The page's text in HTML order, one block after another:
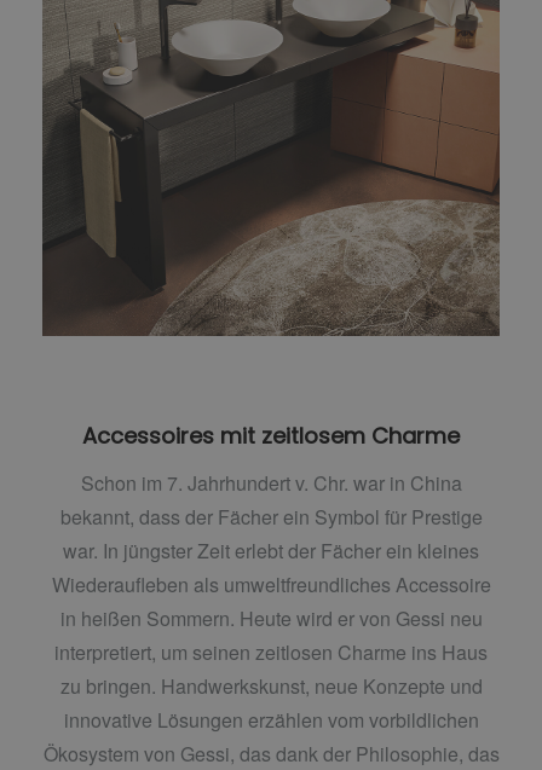
Accessoires mit zeitlosem Charme
Schon im 7. Jahrhundert v. Chr. war in China
bekannt, dass der Fächer ein Symbol für Prestige
war. In jüngster Zeit erlebt der Fächer ein kleines
Wiederaufleben als umweltfreundliches Accessoire
in heißen Sommern. Heute wird er von Gessi neu
interpretiert, um seinen zeitlosen Charme ins Haus
zu bringen. Handwerkskunst, neue Konzepte und
innovative Lösungen erzählen vom vorbildlichen
Ökosystem von Gessi, das dank der Philosophie, das